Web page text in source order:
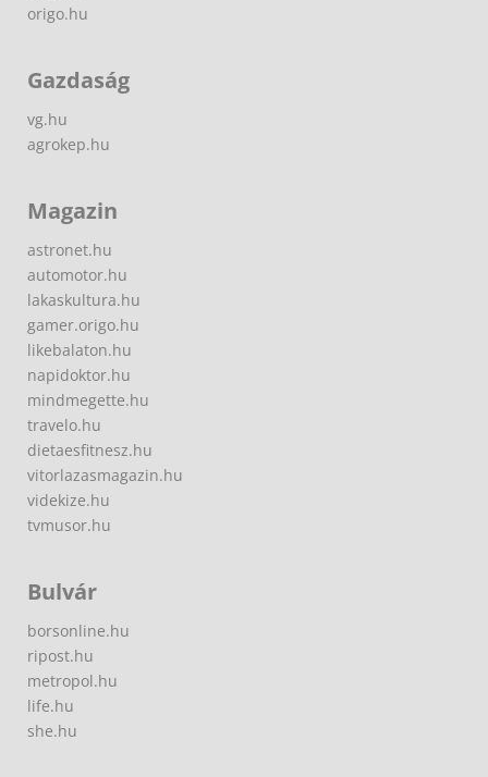
origo.hu
Gazdaság
vg.hu
agrokep.hu
Magazin
astronet.hu
automotor.hu
lakaskultura.hu
gamer.origo.hu
likebalaton.hu
napidoktor.hu
mindmegette.hu
travelo.hu
dietaesfitnesz.hu
vitorlazasmagazin.hu
videkize.hu
tvmusor.hu
Bulvár
borsonline.hu
ripost.hu
metropol.hu
life.hu
she.hu